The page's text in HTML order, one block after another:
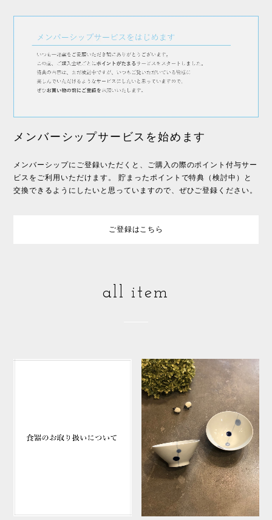
メンバーシップサービスを始めます
メンバーシップにご登録いただくと、ご購入の際のポイント付与サー
ビスをご利用いただけます。 貯まったポイントで特典（検討中）と
交換できるようにしたいと思っていますので、ぜひご登録ください。
ご登録はこちら
all item